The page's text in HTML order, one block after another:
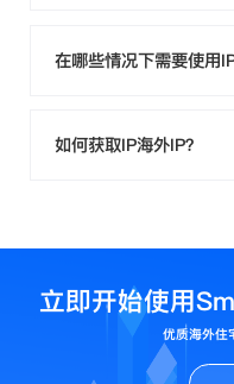
在哪些情况下需要使用
如何获取IP海外IP？
立即开始使用
优质海外住